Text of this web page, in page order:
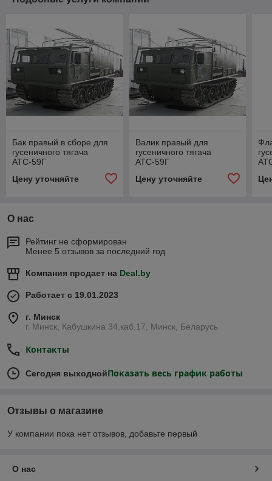
Бак правый в сборе для
гусеничного тягача
АТС-59Г
Цену уточняйте
Валик правый для
гусеничного тягача
АТС-59Г
Цену уточняйте
О нас
Рейтинг не сформирован
Менее 5 отзывов за последний год
Компания продает на Deal.by
Работает с 19.01.2023
г. Минск
г. Минск, Кабушкина 34,каб.17, Минск, Беларусь
Контакты
Сегодня выходнойПоказать весь график работы
Отзывы о магазине
У компании пока нет отзывов, добавьте первый
О нас